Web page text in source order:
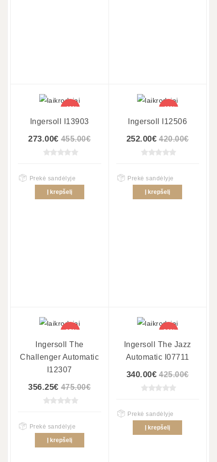
-40%
Ingersoll I13903
273.00€ 455.00€
Prekė sandėlyje
Į krepšelį
-40%
Ingersoll I12506
252.00€ 420.00€
Prekė sandėlyje
Į krepšelį
-25%
Ingersoll The
Challenger Automatic
I12307
356.25€ 475.00€
Prekė sandėlyje
Į krepšelį
-20%
Ingersoll The Jazz
Automatic I07711
340.00€ 425.00€
Prekė sandėlyje
Į krepšelį